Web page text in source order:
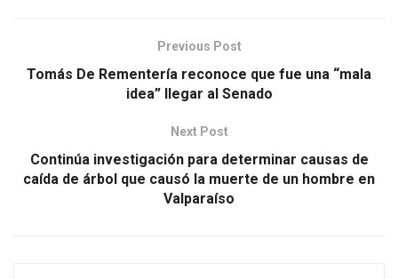
Previous Post
Tomás De Rementería reconoce que fue una “mala
idea” llegar al Senado
Next Post
Continúa investigación para determinar causas de
caída de árbol que causó la muerte de un hombre en
Valparaíso